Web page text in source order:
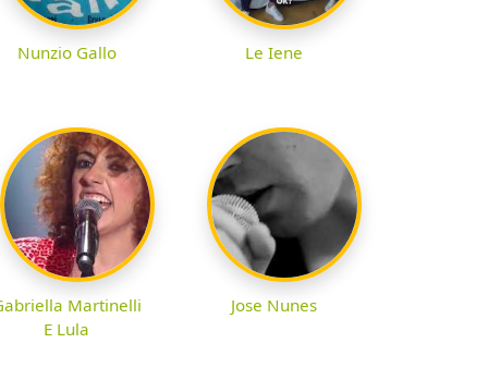
Nunzio Gallo Le Iene
Martinelli
E Lula
Jose Nunes